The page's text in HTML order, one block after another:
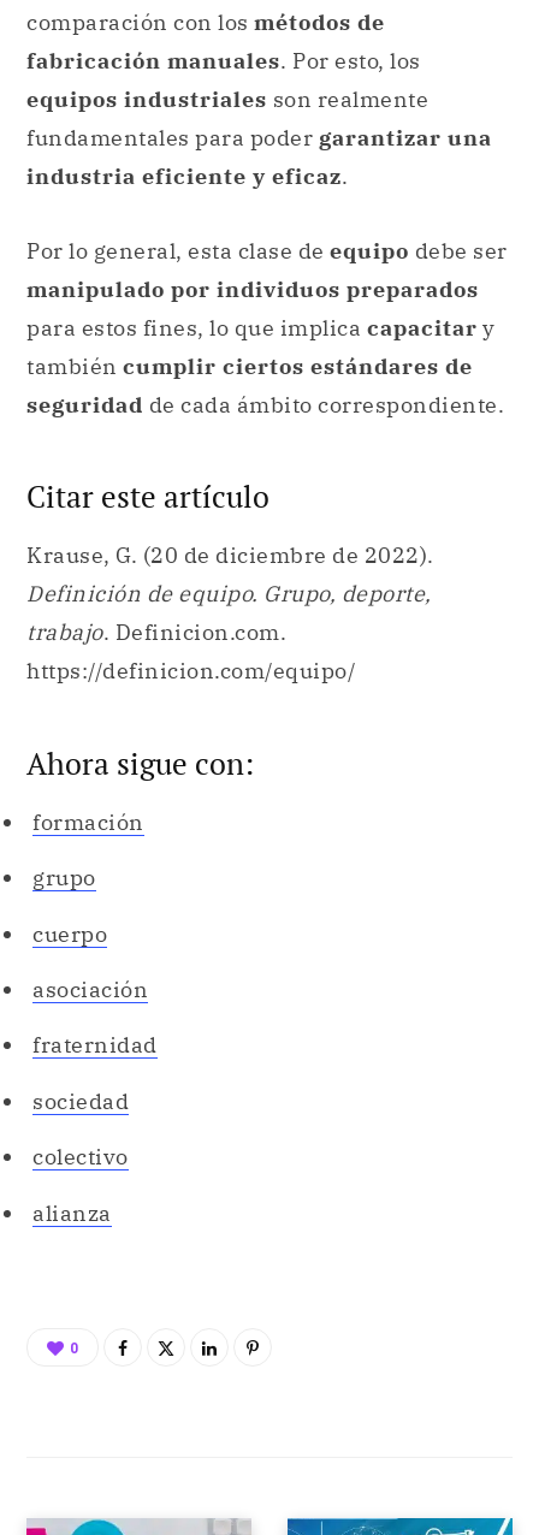
comparación con los métodos de
fabricación manuales. Por esto, los
equipos industriales son realmente
fundamentales para poder garantizar una
industria eficiente y eficaz.
Por lo general, esta clase de equipo debe ser
manipulado por individuos preparados
para estos fines, lo que implica capacitar y
también cumplir ciertos estándares de
seguridad de cada ámbito correspondiente.
Citar este artículo
Krause, G. (20 de diciembre de 2022).
Definición de equipo. Grupo, deporte,
trabajo. Definicion.com.
https://definicion.com/equipo/
Ahora sigue con:
formación
grupo
cuerpo
asociación
fraternidad
sociedad
colectivo
alianza
0